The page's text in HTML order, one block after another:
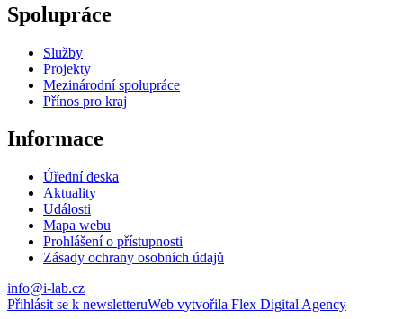
Spolupráce
Služby
Projekty
Mezinárodní spolupráce
Přínos pro kraj
Informace
Úřední deska
Aktuality
Události
Mapa webu
Prohlášení o přístupnosti
Zásady ochrany osobních údajů
info@i-lab.cz
Přihlásit se k newsletteruWeb vytvořila Flex Digital Agency